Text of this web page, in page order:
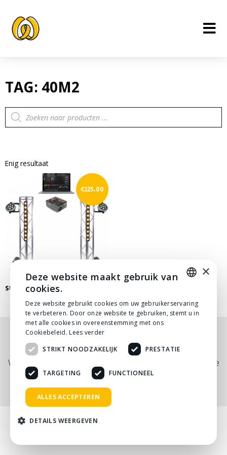
inhoud
TAG: 40M2
Producten
zoeken
Enig resultaat
SUNSTRIP LICHTSET
€125.00
Nog niet helemaal gevonden wat je zocht? Bekijk
onzePDF prijslijst, of neem contactmet ons op.
Wij adviseren je graag via telefoon, mail of tijdens een kopje
koffie!
DUTCH
×
Deze website maakt gebruik van
cookies.
Deze website gebruikt cookies om uw gebruikerservaring
te verbeteren. Door onze website te gebruiken, stemt u in
met alle cookies in overeenstemming met ons
Cookiebeleid. Lees verder
STRIKT NOODZAKELIJK
PRESTATIE
TARGETING FUNCTIONEEL
ALLES ACCEPTEREN
DETAILS WEERGEVEN